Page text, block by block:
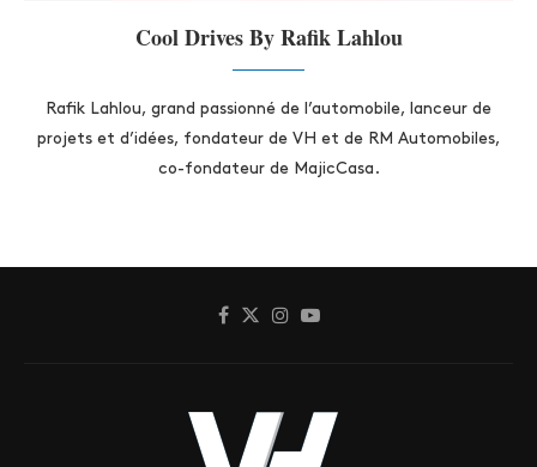
Cool Drives By Rafik Lahlou
Rafik Lahlou, grand passionné de l’automobile, lanceur de
projets et d’idées, fondateur de VH et de RM Automobiles,
co-fondateur de MajicCasa.